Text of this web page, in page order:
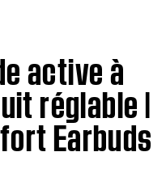
active à
réglable |
Earbuds